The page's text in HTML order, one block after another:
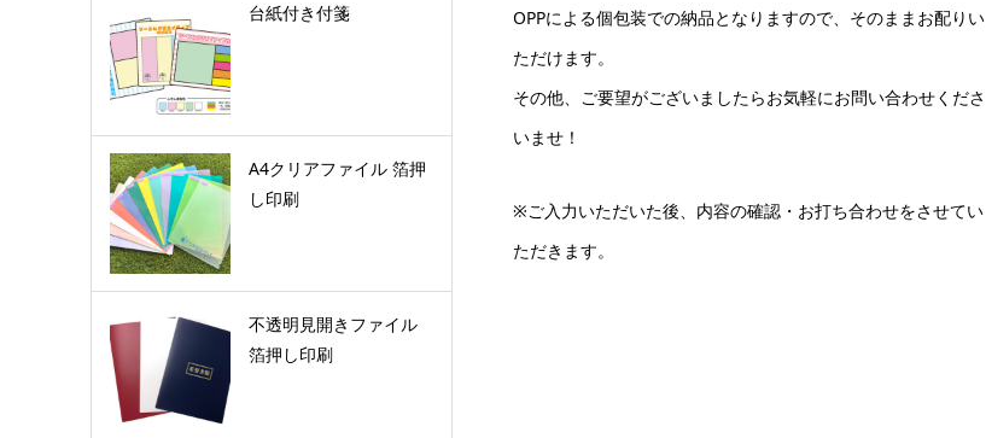
OPPによる個包装での納品となりますので、そのままお配りい
ただけます。
その他、ご要望がございましたらお気軽にお問い合わせくださ
いませ！
※ご入力いただいた後、内容の確認・お打ち合わせをさせてい
ただきます。
台紙付き付箋
A4クリアファイル 箔押
し印刷
不透明見開きファイル
箔押し印刷